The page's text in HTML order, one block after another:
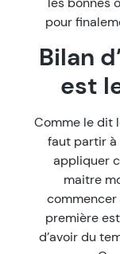
pour
Bilan
est
Comme le dit
faut partir à
appliquer
maitre
commencer
première
d’avoir du